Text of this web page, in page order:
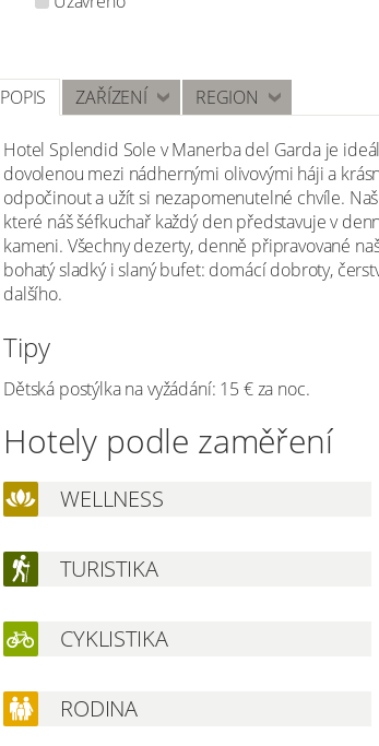
POPIS ZAŘÍZENÍ REGION
Hotel Splendid Sole v Manerba del Garda je
dovolenou mezi nádhernými olivovými háji a
odpočinout a užít si nezapomenutelné chvíle.
které náš šéfkuchař každý den představuje v
kameni. Všechny dezerty, denně připravované
bohatý sladký i slaný bufet: domácí dobroty,
dalšího.
Tipy
Dětská postýlka na vyžádání: 15 € za noc.
Hotely podle zaměření
WELLNESS
TURISTIKA
CYKLISTIKA
RODINA